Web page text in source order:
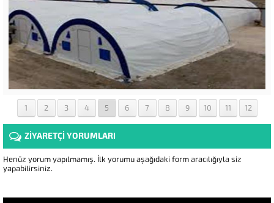
1 2 3 4 5 6 7 8 9 10 11 12
ZİYARETÇİ YORUMLARI
Henüz yorum yapılmamış. İlk yorumu aşağıdaki form aracılığıyla siz
yapabilirsiniz.